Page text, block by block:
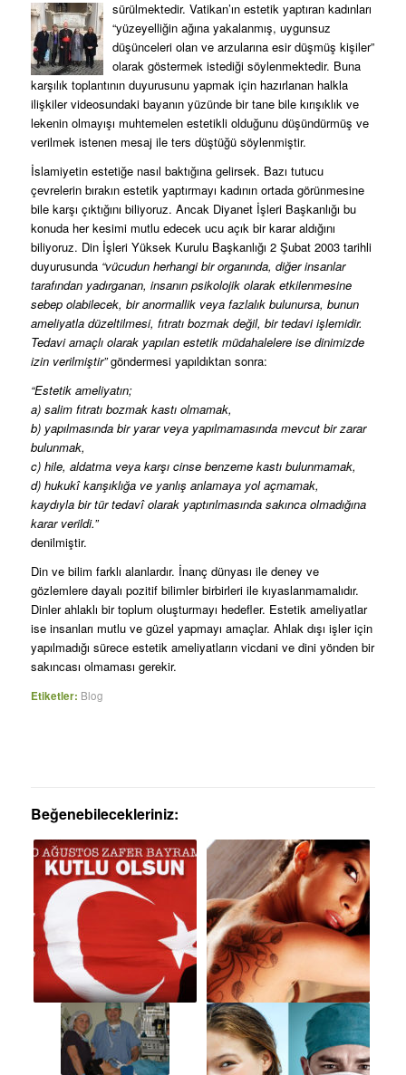
sürülmektedir. Vatikan’ın estetik yaptıran kadınları
“yüzeyelliğin ağına yakalanmış, uygunsuz
düşünceleri olan ve arzularına esir düşmüş kişiler”
olarak göstermek istediği söylenmektedir. Buna
karşılık toplantının duyurusunu yapmak için hazırlanan halkla
ilişkiler videosundaki bayanın yüzünde bir tane bile kırışıklık ve
lekenin olmayışı muhtemelen estetikli olduğunu düşündürmüş ve
verilmek istenen mesaj ile ters düştüğü söylenmiştir.
İslamiyetin estetiğe nasıl baktığına gelirsek. Bazı tutucu
çevrelerin bırakın estetik yaptırmayı kadının ortada görünmesine
bile karşı çıktığını biliyoruz. Ancak Diyanet İşleri Başkanlığı bu
konuda her kesimi mutlu edecek ucu açık bir karar aldığını
biliyoruz. Din İşleri Yüksek Kurulu Başkanlığı 2 Şubat 2003 tarihli
duyurusunda “vücudun herhangi bir organında, diğer insanlar
tarafından yadırganan, insanın psikolojik olarak etkilenmesine
sebep olabilecek, bir anormallik veya fazlalık bulunursa, bunun
ameliyatla düzeltilmesi, fıtratı bozmak değil, bir tedavi işlemidir.
Tedavi amaçlı olarak yapılan estetik müdahalelere ise dinimizde
izin verilmiştir”göndermesi yapıldıktan sonra:
“Estetik ameliyatın;
a) salim fıtratı bozmak kastı olmamak,
b) yapılmasında bir yarar veya yapılmamasında mevcut bir zarar
bulunmak,
c) hile, aldatma veya karşı cinse benzeme kastı bulunmamak,
d) hukukî karışıklığa ve yanlış anlamaya yol açmamak,
kaydıyla bir tür tedavî olarak yaptırılmasında sakınca olmadığına
karar verildi.”
denilmiştir.
Din ve bilim farklı alanlardır. İnanç dünyası ile deney ve
gözlemlere dayalı pozitif bilimler birbirleri ile kıyaslanmamalıdır.
Dinler ahlaklı bir toplum oluşturmayı hedefler. Estetik ameliyatlar
ise insanları mutlu ve güzel yapmayı amaçlar. Ahlak dışı işler için
yapılmadığı sürece estetik ameliyatların vicdani ve dini yönden bir
sakıncası olmaması gerekir.
Etiketler: Blog
Beğenebilecekleriniz: